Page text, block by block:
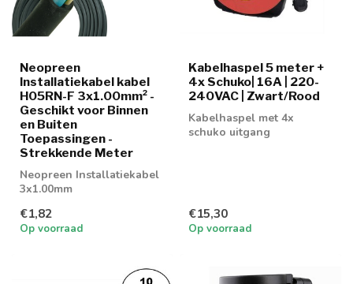
Neopreen
Installatiekabel kabel
H05RN-F 3x1.00mm² -
Geschikt voor Binnen
en Buiten
Toepassingen -
Strekkende Meter
Neopreen Installatiekabel
3x1.00mm
€1,82
Op voorraad
Kabelhaspel 5 meter +
4x Schuko| 16A | 220-
240VAC | Zwart/Rood
Kabelhaspel met 4x
schuko uitgang
€15,30
Op voorraad